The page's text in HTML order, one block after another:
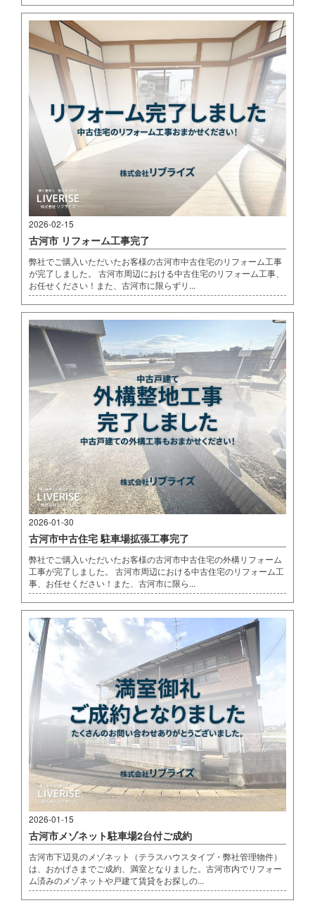
2026-02-15
古河市 リフォーム工事完了
弊社でご購入いただいたお客様の古河市中古住宅のリフォーム工事
が完了しました。 古河市周辺における中古住宅のリフォーム工事、
お任せください！また、古河市に限らずリ...
2026-01-30
古河市中古住宅 駐車場拡張工事完了
弊社でご購入いただいたお客様の古河市中古住宅の外構リフォーム
工事が完了しました。 古河市周辺における中古住宅のリフォーム工
事、お任せください！また、古河市に限ら...
2026-01-15
古河市メゾネット駐車場2台付ご成約
古河市下辺見のメゾネット（テラスハウスタイプ・弊社管理物件）
は、おかげさまでご成約、満室となりました。古河市内でリフォー
ム済みのメゾネットや戸建て賃貸をお探しの...